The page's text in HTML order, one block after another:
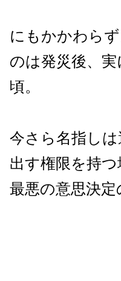
にもかかわら
のは発災後、
頃。
今さら名指し
出す権限を持
最悪の意思決定